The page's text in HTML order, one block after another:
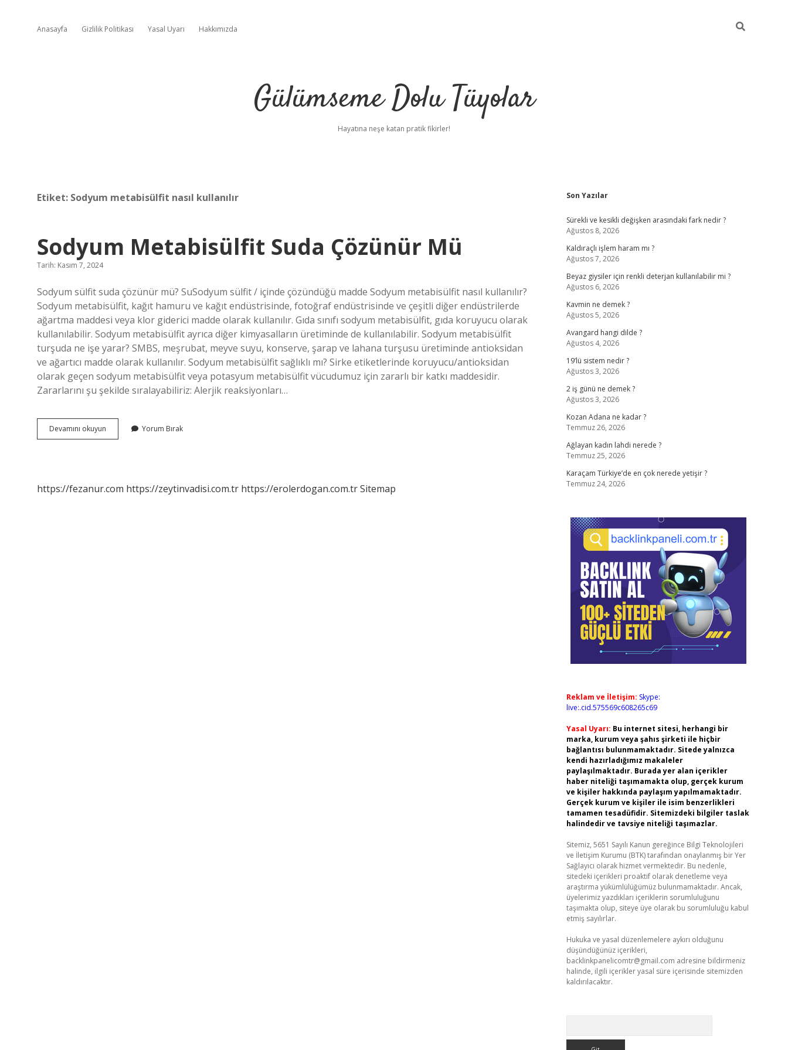
Anasayfa Gizlilik Politikası Yasal Uyarı Hakkımızda
Gülümseme Dolu Tüyolar
Hayatına neşe katan pratik fikirler!
Etiket: Sodyum metabisülfit nasıl kullanılır
Sodyum Metabisülfit Suda Çözünür Mü
Tarih: Kasım 7, 2024
Sodyum sülfit suda çözünür mü? SuSodyum sülfit / içinde çözündüğü madde Sodyum metabisülfit nasıl kullanılır?
Sodyum metabisülfit, kağıt hamuru ve kağıt endüstrisinde, fotoğraf endüstrisinde ve çeşitli diğer endüstrilerde
ağartma maddesi veya klor giderici madde olarak kullanılır. Gıda sınıfı sodyum metabisülfit, gıda koruyucu olarak
kullanılabilir. Sodyum metabisülfit ayrıca diğer kimyasalların üretiminde de kullanılabilir. Sodyum metabisülfit
turşuda ne işe yarar? SMBS, meşrubat, meyve suyu, konserve, şarap ve lahana turşusu üretiminde antioksidan
ve ağartıcı madde olarak kullanılır. Sodyum metabisülfit sağlıklı mı? Sirke etiketlerinde koruyucu/antioksidan
olarak geçen sodyum metabisülfit veya potasyum metabisülfit vücudumuz için zararlı bir katkı maddesidir.
Zararlarını şu şekilde sıralayabiliriz: Alerjik reaksiyonları…
Devamını okuyun Sodyum
Metabisülfit
Yorum Bırak
https://fezanur.com https://zeytinvadisi.com.tr https://erolerdogan.com.trSitemap
Sidebar
Son Yazılar
Sürekli ve kesikli değişken arasındaki fark nedir ?
Ağustos 8, 2026
Kaldıraçlı işlem haram mı ?
Ağustos 7, 2026
Beyaz giysiler için renkli deterjan kullanılabilir mi ?
Ağustos 6, 2026
Kavmin ne demek ?
Ağustos 5, 2026
Avangard hangi dilde ?
Ağustos 4, 2026
19’lü sistem nedir ?
Ağustos 3, 2026
2 iş günü ne demek ?
Ağustos 3, 2026
Kozan Adana ne kadar ?
Temmuz 26, 2026
Ağlayan kadın lahdi nerede ?
Temmuz 25, 2026
Karaçam Türkiye’de en çok nerede yetişir ?
Temmuz 24, 2026
Reklam ve İletişim: Skype:
live:.cid.575569c608265c69
Yasal Uyarı: Bu internet sitesi, herhangi bir
marka, kurum veya şahıs şirketi ile hiçbir
bağlantısı bulunmamaktadır. Sitede yalnızca
kendi hazırladığımız makaleler
paylaşılmaktadır. Burada yer alan içerikler
haber niteliği taşımamakta olup, gerçek kurum
ve kişiler hakkında paylaşım yapılmamaktadır.
Gerçek kurum ve kişiler ile isim benzerlikleri
tamamen tesadüfidir. Sitemizdeki bilgiler taslak
halindedir ve tavsiye niteliği taşımazlar.
Sitemiz, 5651 Sayılı Kanun gereğince Bilgi Teknolojileri
ve İletişim Kurumu (BTK) tarafından onaylanmış bir Yer
Sağlayıcı olarak hizmet vermektedir. Bu nedenle,
sitedeki içerikleri proaktif olarak denetleme veya
araştırma yükümlülüğümüz bulunmamaktadır. Ancak,
üyelerimiz yazdıkları içeriklerin sorumluluğunu
taşımakta olup, siteye üye olarak bu sorumluluğu kabul
etmiş sayılırlar.
Hukuka ve yasal düzenlemelere aykırı olduğunu
düşündüğünüz içerikleri,
backlinkpanelicomtr@gmail.com adresine bildirmeniz
halinde, ilgili içerikler yasal süre içerisinde sitemizden
kaldırılacaktır.
ilbet yeni giriş